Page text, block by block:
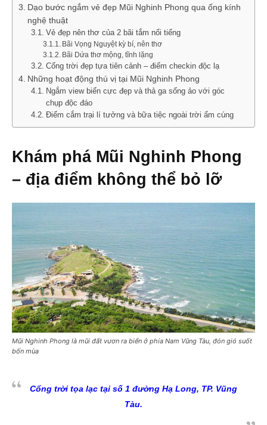
Dạo bước ngắm vẻ đẹp Mũi Nghinh Phong qua ống kính
nghệ thuật
Vẻ đẹp nên thơ của 2 bãi tắm nổi tiếng
Bãi Vọng Nguyệt kỳ bí, nên thơ
Bãi Dứa thơ mộng, tĩnh lặng
Cổng trời đẹp tựa tiên cảnh – điểm checkin độc lạ
Những hoạt động thú vị tại Mũi Nghinh Phong
Ngắm view biển cực đẹp và thả ga sống ảo với góc
chụp độc đáo
Điểm cắm trại lí tưởng và bữa tiệc ngoài trời ấm cúng
Khám phá Mũi Nghinh Phong
– địa điểm không thể bỏ lỡ
Mũi Nghinh Phong là mũi đất vươn ra biển ở phía Nam Vũng Tàu, đón gió suốt
bốn mùa
Cổng trời tọa lạc tại số 1 đường Hạ Long, TP. Vũng
Tàu.